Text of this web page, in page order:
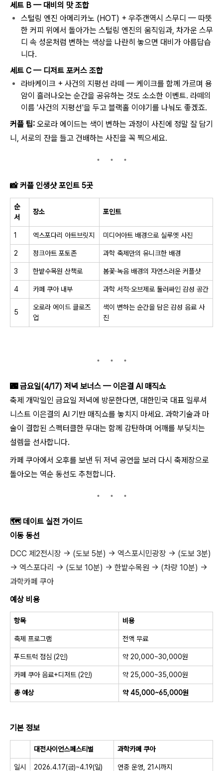
세트 B — 대비의 맛 조합
스털링 엔진 아메리카노 (HOT) + 우주걘역시 스무디 — 따뜻
한 커피 위에서 돌아가는 스털링 엔진의 움직임과, 차가운 스무
디 속 성운처럼 변하는 색상을 나란히 놓으면 대비가 아름답습
니다.
세트 C — 디저트 포커스 조합
라바케이크 + 사건의 지평선 라떼 — 케이크를 함께 가르며 용
암이 흘러나오는 순간을 공유하는 것도 소소한 이벤트. 라떼의
이름 '사건의 지평선'을 두고 블랙홀 이야기를 나눠도 좋겠죠.
커플 팁: 오로라 에이드는 색이 변하는 과정이 사진에 정말 잘 담기
니, 서로의 잔을 들고 건배하는 사진을 꼭 찍으세요.
📸커플 인생샷 포인트 5곳
순
서
장소 포인트
1 엑스포다리 아트브릿지 미디어아트 배경으로 실루엣 사진
2 정크아트 포토존 과학 축제만의 유니크한 배경
3 한밭수목원 산책로 봄꽃·녹음 배경의 자연스러운 커플샷
4 카페 쿠아 내부 과학 서적·오브제로 둘러싸인 감성 공간
5
오로라 에이드 클로즈
업
색이 변하는 순간을 담은 감성 음료 사
진
🌃금요일(4/17) 저녁 보너스 — 이은결 AI 매직쇼
축제 개막일인 금요일 저녁에 방문한다면, 대한민국 대표 일루셔
니스트 이은결의 AI 기반 매직쇼를 놓치지 마세요. 과학기술과 마
술이 결합된 스펙터클한 무대는 함께 감탄하며 어깨를 부딪치는
설렘을 선사합니다.
카페 쿠아에서 오후를 보낸 뒤 저녁 공연을 보러 다시 축제장으로
돌아오는 역순 동선도 추천합니다.
🗺️데이트 실전 가이드
이동 동선
DCC 제2전시장 → (도보 5분) → 엑스포시민광장 → (도보 3분)
→ 엑스포다리 → (도보 10분) → 한밭수목원 → (차량 10분) →
과학카페 쿠아
예상 비용
항목 비용
축제 프로그램 전액 무료
푸드트럭 점심 (2인) 약 20,000~30,000원
카페 쿠아 음료+디저트 (2인) 약 25,000~35,000원
총 예상 약 45,000~65,000원
기본 정보
대전사이언스페스티벌 과학카페 쿠아
일시 2026.4.17(금)~4.19(일) 연중 운영, 21시까지